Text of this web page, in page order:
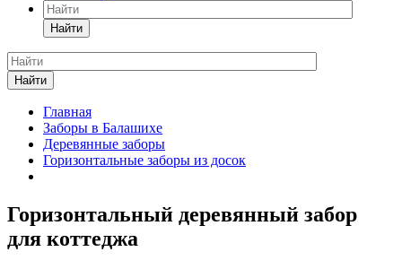
Найти
Найти
Главная
Заборы в Балашихе
Деревянные заборы
Горизонтальные заборы из досок
Горизонтальный деревянный забор
для коттеджа